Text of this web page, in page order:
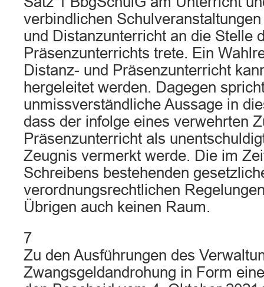
verbindlichen
und Distanzunterricht an die Stelle
Präsenzunterrichts trete. Ein
Distanz- und Präsenzunterricht
hergeleitet werden. Dagegen
unmissverständliche Aussage in
dass der infolge eines verwehrten
Präsenzunterricht als
Zeugnis vermerkt werde. Die im
Schreibens bestehenden
verordnungsrechtlichen
Übrigen auch keinen Raum.
7
Zu den Ausführungen des
Zwangsgeldandrohung in Form